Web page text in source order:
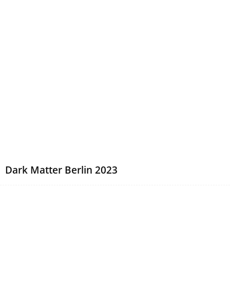
Dark Matter Berlin 2023